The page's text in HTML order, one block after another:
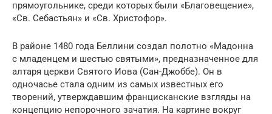
прямоугольнике, среди которых были «Благовещение»,
«Св. Себастьян» и «Св. Христофор».
В районе 1480 года Беллини создал полотно «Мадонна
с младенцем и шестью святыми», предназначенное для
алтаря церкви Святого Иова (Сан-Джоббе). Он в
одночасье стала одним из самых известных его
творений, утверждавшим францисканские взгляды на
концепцию непорочного зачатия. На картине вокруг